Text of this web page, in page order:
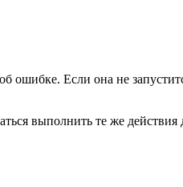
Если она не
выполнить те же